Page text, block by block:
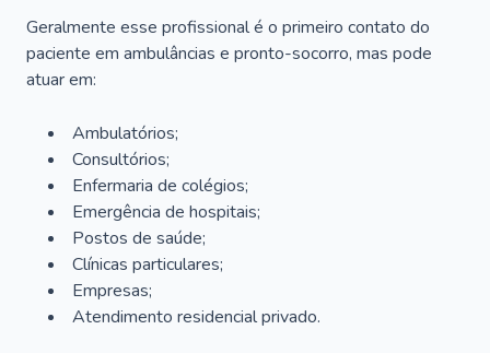
Geralmente esse profissional é o primeiro contato do
paciente em ambulâncias e pronto-socorro, mas pode
atuar em:
Ambulatórios;
Consultórios;
Enfermaria de colégios;
Emergência de hospitais;
Postos de saúde;
Clínicas particulares;
Empresas;
Atendimento residencial privado.